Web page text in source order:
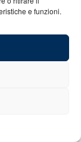
e funzioni.
Ferrari di
del